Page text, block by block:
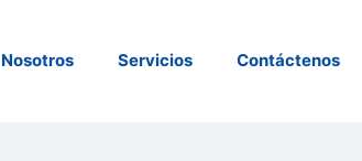
Nosotros Servicios Contáctenos